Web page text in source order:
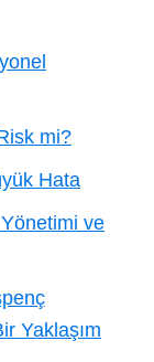
mi?
Hata
ve
Yaklaşım